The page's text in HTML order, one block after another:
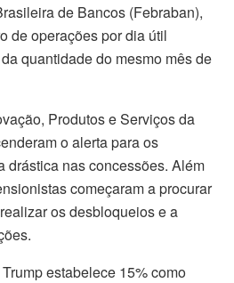
de Bancos (Febraban),
de operações por dia útil
quantidade do mesmo mês de
Produtos e Serviços da
o alerta para os
drástica nas concessões. Além
começaram a procurar
os desbloqueios e a
Trump estabelece 15% como